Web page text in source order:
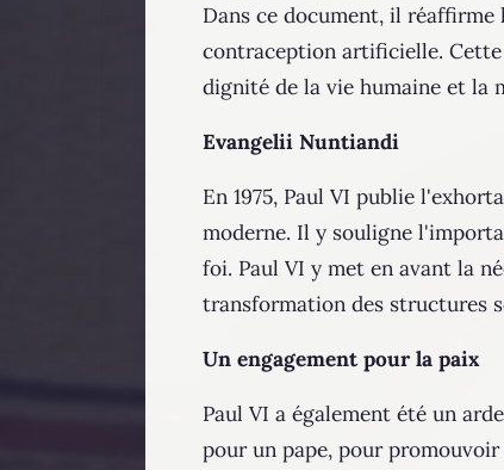
Dans ce document, il
contraception artificielle. Cette
dignité de la vie humaine et la
Evangelii Nuntiandi
En 1975, Paul VI publie
moderne. Il y souligne
foi. Paul VI y met en avant la
transformation des structures
Un engagement pour la paix
Paul VI a également été un
pour un pape, pour